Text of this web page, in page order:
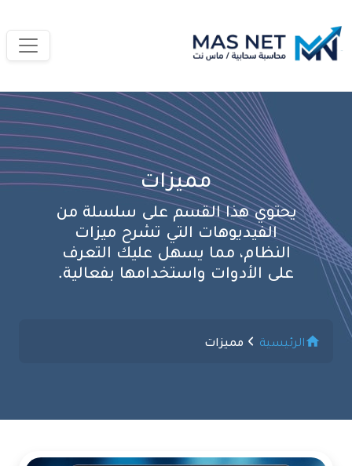
مميزات
يحتوي هذا القسم على سلسلة من
الفيديوهات التي تشرح ميزات
النظام، مما يسهل عليك التعرف
على الأدوات واستخدامها بفعالية.
الرئيسية مميزات